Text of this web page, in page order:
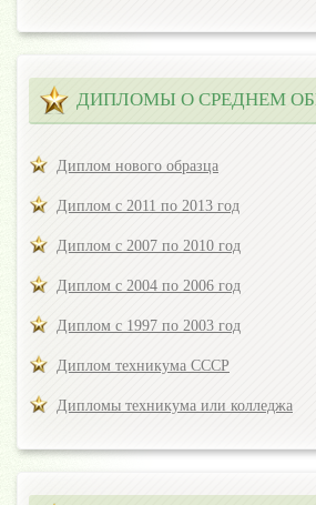
ДИПЛОМЫ О СРЕДНЕМ
Диплом нового образца
Диплом с 2011 по 2013 год
Диплом с 2007 по 2010 год
Диплом с 2004 по 2006 год
Диплом с 1997 по 2003 год
Диплом техникума СССР
Дипломы техникума или колледжа